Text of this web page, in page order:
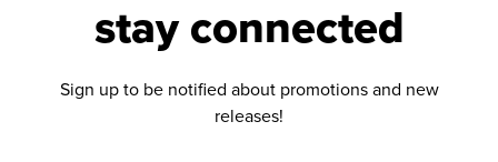
stay connected
Sign up to be notified about promotions and new
releases!